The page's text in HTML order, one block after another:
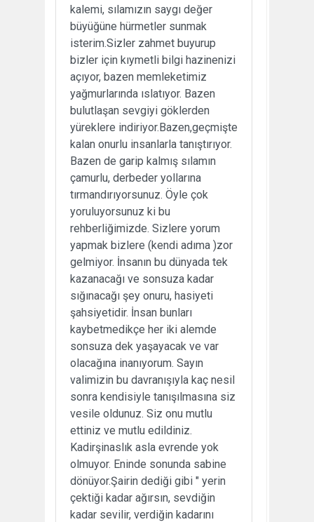
kalemi, sılamızın saygı değer
büyüğüne hürmetler sunmak
isterim.Sizler zahmet buyurup
bizler için kıymetli bilgi hazinenizi
açıyor, bazen memleketimiz
yağmurlarında ıslatıyor. Bazen
bulutlaşan sevgiyi göklerden
yüreklere indiriyor.Bazen,geçmişte
kalan onurlu insanlarla tanıştırıyor.
Bazen de garip kalmış sılamın
çamurlu, derbeder yollarına
tırmandırıyorsunuz. Öyle çok
yoruluyorsunuz ki bu
rehberliğimizde. Sizlere yorum
yapmak bizlere (kendi adıma )zor
gelmiyor. İnsanın bu dünyada tek
kazanacağı ve sonsuza kadar
sığınacağı şey onuru, hasiyeti
şahsiyetidir. İnsan bunları
kaybetmedikçe her iki alemde
sonsuza dek yaşayacak ve var
olacağına inanıyorum. Sayın
valimizin bu davranışıyla kaç nesil
sonra kendisiyle tanışılmasına siz
vesile oldunuz. Siz onu mutlu
ettiniz ve mutlu edildiniz.
Kadirşinaslık asla evrende yok
olmuyor. Eninde sonunda sabine
dönüyor.Şairin dediği gibi " yerin
çektiği kadar ağırsın, sevdiğin
kadar sevilir, verdiğin kadarını